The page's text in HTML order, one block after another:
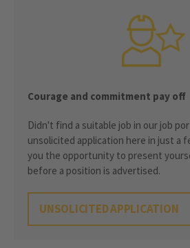
Courage and commitment pay off
Didn't find a suitable job in our job
unsolicited application here in just a
you the opportunity to present
before a position is advertised.
UNSOLICITED APPLICATION